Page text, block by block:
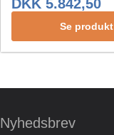
DKK 5.842,50
Se produkt
Nyhedsbrev